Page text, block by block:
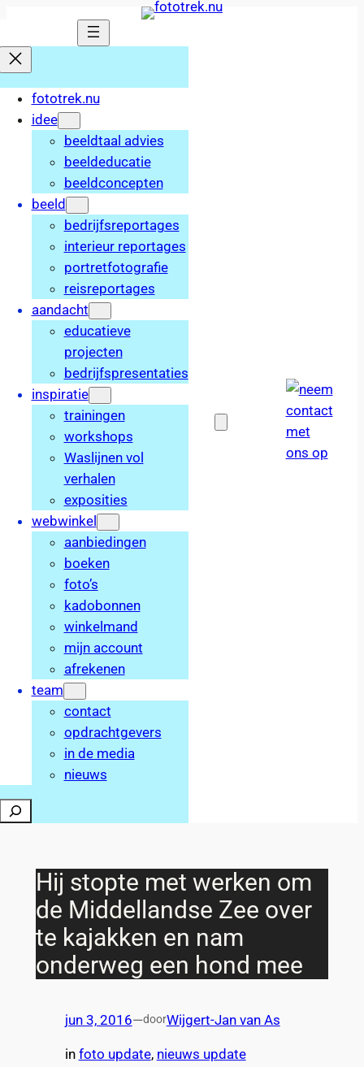
de
fototrek.nu
idee
beeldtaal advies
beeldeducatie
beeldconcepten
beeld
bedrijfsreportages
interieur reportages
portretfotografie
reisreportages
aandacht
educatieve
projecten
bedrijfspresentaties
inspiratie
trainingen
workshops
Waslijnen vol
verhalen
exposities
webwinkel
aanbiedingen
boeken
foto’s
kadobonnen
winkelmand
mijn account
afrekenen
team
contact
opdrachtgevers
in de media
nieuws
Hij stopte met werken om
de Middellandse Zee over
te kajakken en nam
onderweg een hond mee
jun 3, 2016—doorWijgert-Jan van As
in foto update, nieuws update